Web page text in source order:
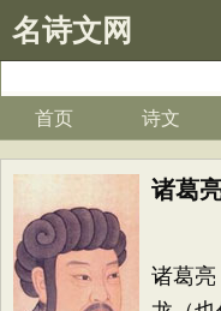
名诗文网
首页 诗文
诸葛
诸葛